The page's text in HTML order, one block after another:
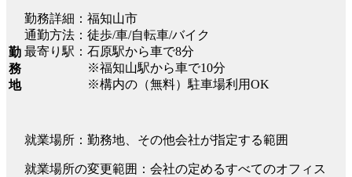
勤
務
地
勤務詳細：福知山市
通勤方法：徒歩/車/自転車/バイク
最寄り駅：石原駅から車で8分
※福知山駅から車で10分
※構内の（無料）駐車場利用OK
就業場所：勤務地、その他会社が指定する範囲
就業場所の変更範囲：会社の定めるすべてのオフィス